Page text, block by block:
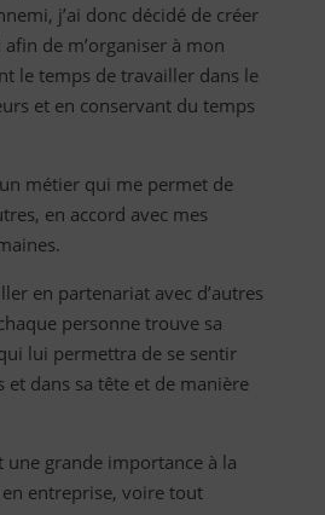
j’ai donc décidé de créer
de m’organiser à mon
le temps de travailler dans le
et en conservant du temps
métier qui me permet de
en accord avec mes
en partenariat avec d’autres
personne trouve sa
lui permettra de se sentir
et dans sa tête et de manière
une grande importance à la
entreprise, voire tout